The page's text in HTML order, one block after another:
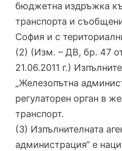
бюджетна издръжка
транспорта и
София и с
(2) (Изм. – ДВ, бр. 47
21.06.2011 г.)
„Железопътна
регулаторен орган в
транспорт.
(3) Изпълнителната
администрация“ е